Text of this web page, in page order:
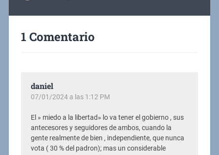
1 Comentario
daniel
07/01/2024 a las 1:12 PM
El » miedo a la libertad» lo va tener el gobierno , sus
antecesores y seguidores de ambos, cuando la
gente realmente de bien , independiente, que nunca
vota ( 30 % del padron); mas un considerable